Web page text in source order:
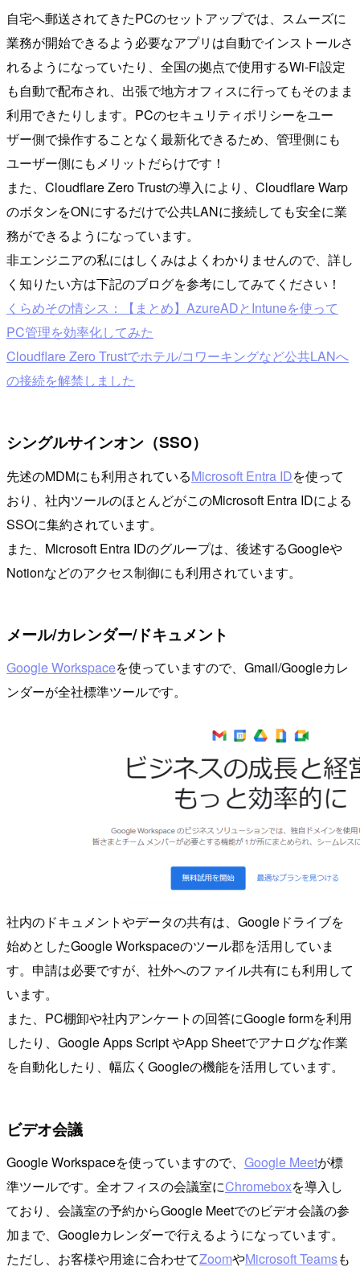
自宅へ郵送されてきたPCのセットアップでは、スムーズに
業務が開始できるよう必要なアプリは自動でインストールさ
れるようになっていたり、全国の拠点で使用するWi-Fi設定
も自動で配布され、出張で地方オフィスに行ってもそのまま
利用できたりします。PCのセキュリティポリシーをユー
ザー側で操作することなく最新化できるため、管理側にも
ユーザー側にもメリットだらけです！
また、Cloudflare Zero Trustの導入により、Cloudflare Warp
のボタンをONにするだけで公共LANに接続しても安全に業
務ができるようになっています。
非エンジニアの私にはしくみはよくわかりませんので、詳し
く知りたい方は下記のブログを参考にしてみてください！
くらめその情シス：【まとめ】AzureADとIntuneを使って
PC管理を効率化してみた
Cloudflare Zero Trustでホテル/コワーキングなど公共LANへ
の接続を解禁しました
シングルサインオン（SSO）
先述のMDMにも利用されているMicrosoft Entra IDを使って
おり、社内ツールのほとんどがこのMicrosoft Entra IDによる
SSOに集約されています。
また、Microsoft Entra IDのグループは、後述するGoogleや
Notionなどのアクセス制御にも利用されています。
メール/カレンダー/ドキュメント
Google Workspaceを使っていますので、Gmail/Googleカレ
ンダーが全社標準ツールです。
社内のドキュメントやデータの共有は、Googleドライブを
始めとしたGoogle Workspaceのツール郡を活用していま
す。申請は必要ですが、社外へのファイル共有にも利用して
います。
また、PC棚卸や社内アンケートの回答にGoogle formを利用
したり、Google Apps Script やApp Sheetでアナログな作業
を自動化したり、幅広くGoogleの機能を活用しています。
ビデオ会議
Google Workspaceを使っていますので、 Google Meetが標
準ツールです。全オフィスの会議室にChromeboxを導入し
ており、会議室の予約からGoogle Meetでのビデオ会議の参
加まで、Googleカレンダーで行えるようになっています。
ただし、お客様や用途に合わせてZoomやMicrosoft Teamsも